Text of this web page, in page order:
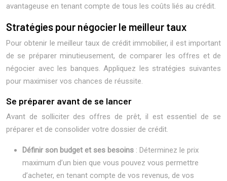
avantageuse en tenant compte de tous les coûts liés au crédit.
Stratégies pour négocier le meilleur taux
Pour obtenir le meilleur taux de crédit immobilier, il est important
de se préparer minutieusement, de comparer les offres et de
négocier avec les banques. Appliquez les stratégies suivantes
pour maximiser vos chances de réussite.
Se préparer avant de se lancer
Avant de solliciter des offres de prêt, il est essentiel de se
préparer et de consolider votre dossier de crédit.
Définir son budget et ses besoins : Déterminez le prix
maximum d’un bien que vous pouvez vous permettre
d’acheter, en tenant compte de vos revenus, de vos